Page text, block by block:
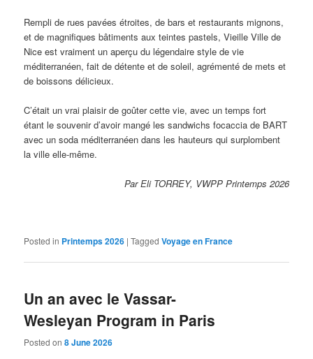
Rempli de rues pavées étroites, de bars et restaurants mignons,
et de magnifiques bâtiments aux teintes pastels, Vieille Ville de
Nice est vraiment un aperçu du légendaire style de vie
méditerranéen, fait de détente et de soleil, agrémenté de mets et
de boissons délicieux.
C’était un vrai plaisir de goûter cette vie, avec un temps fort
étant le souvenir d’avoir mangé les sandwichs focaccia de BART
avec un soda méditerranéen dans les hauteurs qui surplombent
la ville elle-même.
Par Eli TORREY, VWPP Printemps 2026
Posted in Printemps 2026 |Tagged Voyage en France
Un an avec le Vassar-
Wesleyan Program in Paris
Posted on8 June 2026